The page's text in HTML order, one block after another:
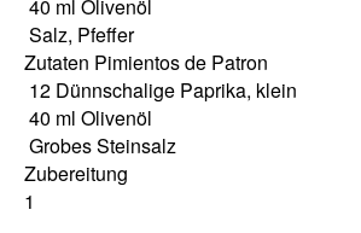
40 ml Oli­ven­öl
Salz, Pfef­fer
Zuta­ten Pimi­ent­os de Patron
12 Dünn­scha­li­ge Papri­ka, klein
40 ml Oli­ven­öl
Gro­bes Steinsalz
Zube­rei­tung
1